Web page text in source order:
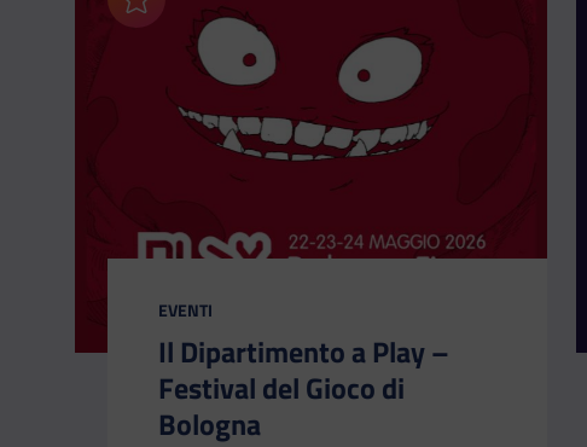
Aggiungi ai preferiti
CATEGORIA:
EVENTI
Il Dipartimento a Play –
Festival del Gioco di
Bologna